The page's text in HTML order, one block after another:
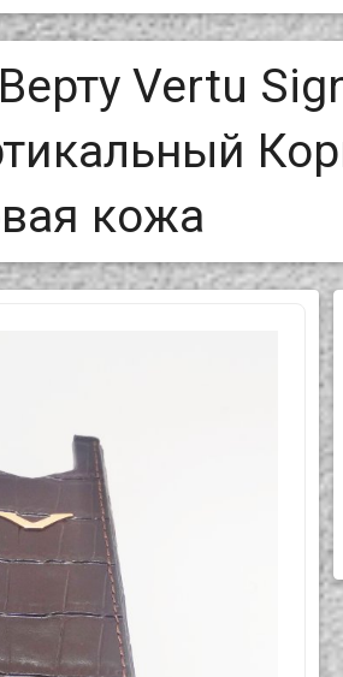
Vertu
кожа